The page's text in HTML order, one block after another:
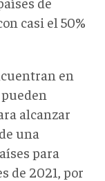
casi el 50%
en
alcanzar
una
para
de 2021, por